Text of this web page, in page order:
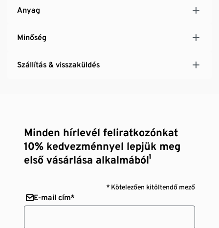
Anyag
Minőség
Szállítás & visszaküldés
Minden hírlevél feliratkozónkat
10% kedvezménnyel lepjük meg
első vásárlása alkalmából¹
* Kötelezően kitöltendő mező
E-mail cím*